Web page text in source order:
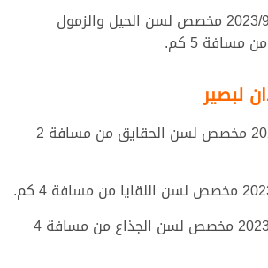
11. يوم الإثنين 2023/9/11 مخصص لسن الحيل والزمول
5 كم.
لبصير
1. يوم الأحد 2023/9/3 مخصص لسن الحقايق من مسافة 2
3. يوم الأربعاء 2023/9/6 مخصص لسن الجذاع من مسافة 4